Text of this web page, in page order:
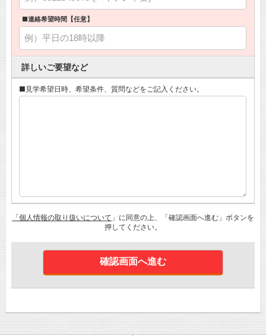
■連絡希望時間【任意】
詳しいご要望など
■見学希望日時、希望条件、質問などをご記入ください。
「個人情報の取り扱いについて 」に同意の上、「確認画面へ進む」ボタンを
押してください。